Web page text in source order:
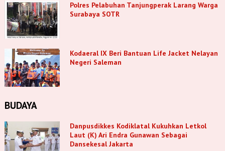
Polres Pelabuhan Tanjungperak Larang Warga
Surabaya SOTR
Kodaeral IX Beri Bantuan Life Jacket Nelayan
Negeri Saleman
BUDAYA
Danpusdikkes Kodiklatal Kukuhkan Letkol
Laut (K) Ari Endra Gunawan Sebagai
Dansekesal Jakarta